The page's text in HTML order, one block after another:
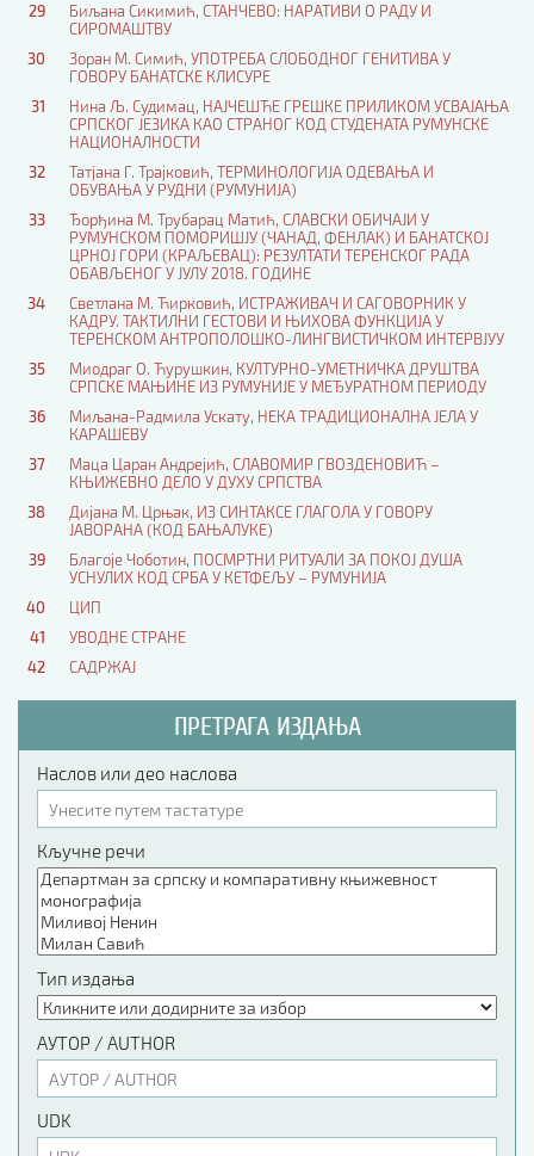
29
Биљана Сикимић, СТАНЧЕВО: НАРАТИВИ О РАДУ И
СИРОМАШТВУ
30
Зоран М. Симић, УПОТРЕБА СЛОБОДНОГ ГЕНИТИВА У
ГОВОРУ БАНАТСКЕ КЛИСУРЕ
31
Нина Љ. Судимац, НАЈЧЕШЋЕ ГРЕШКЕ ПРИЛИКОМ УСВАЈАЊА
СРПСКОГ ЈЕЗИКА КАО СТРАНОГ КОД СТУДЕНАТА РУМУНСКЕ
НАЦИОНАЛНОСТИ
32
Татјана Г. Трајковић, ТЕРМИНОЛОГИЈА ОДЕВАЊА И
ОБУВАЊА У РУДНИ (РУМУНИЈА)
33
Ђорђина M. Трубарац Матић, СЛАВСКИ ОБИЧАЈИ У
РУМУНСКОМ ПОМОРИШЈУ (ЧАНАД, ФЕНЛАК) И БАНАТСКОЈ
ЦРНОЈ ГОРИ (КРАЉЕВАЦ): РЕЗУЛТАТИ ТЕРЕНСКОГ РАДА
ОБАВЉЕНОГ У ЈУЛУ 2018. ГОДИНЕ
34
Светлана M. Ћирковић, ИСТРАЖИВАЧ И САГОВОРНИК У
КАДРУ. ТАКТИЛНИ ГЕСТОВИ И ЊИХОВА ФУНКЦИЈА У
ТЕРЕНСКОМ АНТРОПОЛОШКО-ЛИНГВИСТИЧКОМ ИНТЕРВЈУУ
35
Миодраг О. Ћурушкин, КУЛТУРНО-УМЕТНИЧКА ДРУШТВА
СРПСКЕ МАЊИНЕ ИЗ РУМУНИЈЕ У МЕЂУРАТНОМ ПЕРИОДУ
36
Миљана-Радмила Ускату, НЕКА ТРАДИЦИОНАЛНА ЈЕЛА У
КАРАШЕВУ
37
Maца Царан Андрејић, СЛАВОМИР ГВОЗДЕНОВИЋ –
КЊИЖЕВНО ДЕЛО У ДУХУ СРПСТВА
38
Дијана М. Црњак, ИЗ СИНТАКСЕ ГЛАГОЛА У ГОВОРУ
ЈАВОРАНА (КОД БАЊАЛУКЕ)
39
Благоје Чоботин, ПОСМРТНИ РИТУАЛИ ЗА ПОКОЈ ДУША
УСНУЛИХ КОД СРБА У КЕТФЕЉУ – РУМУНИЈА
40
ЦИП
41
УВОДНЕ СТРАНЕ
42
САДРЖАЈ
ПРЕТРАГА ИЗДАЊА
Наслов или део наслова
Кључне речи
Тип издања
АУТОР / AUTHOR
UDK